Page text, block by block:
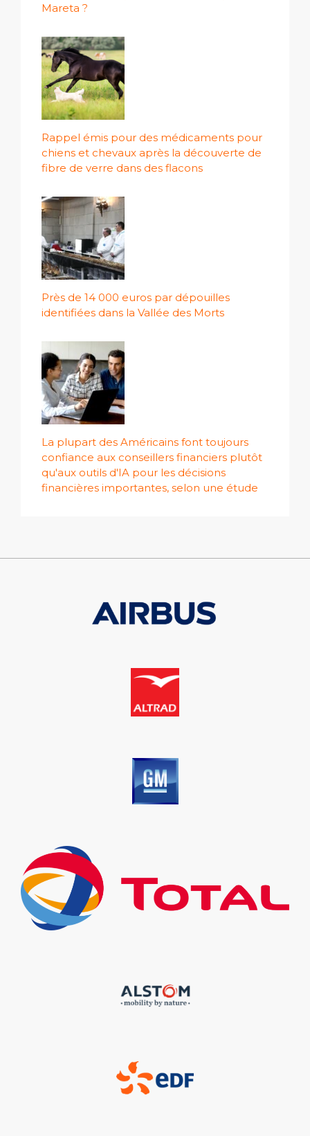
Mareta ?
Rappel émis pour des médicaments pour
chiens et chevaux après la découverte de
fibre de verre dans des flacons
Près de 14 000 euros par dépouilles
identifiées dans la Vallée des Morts
La plupart des Américains font toujours
confiance aux conseillers financiers plutôt
qu'aux outils d'IA pour les décisions
financières importantes, selon une étude